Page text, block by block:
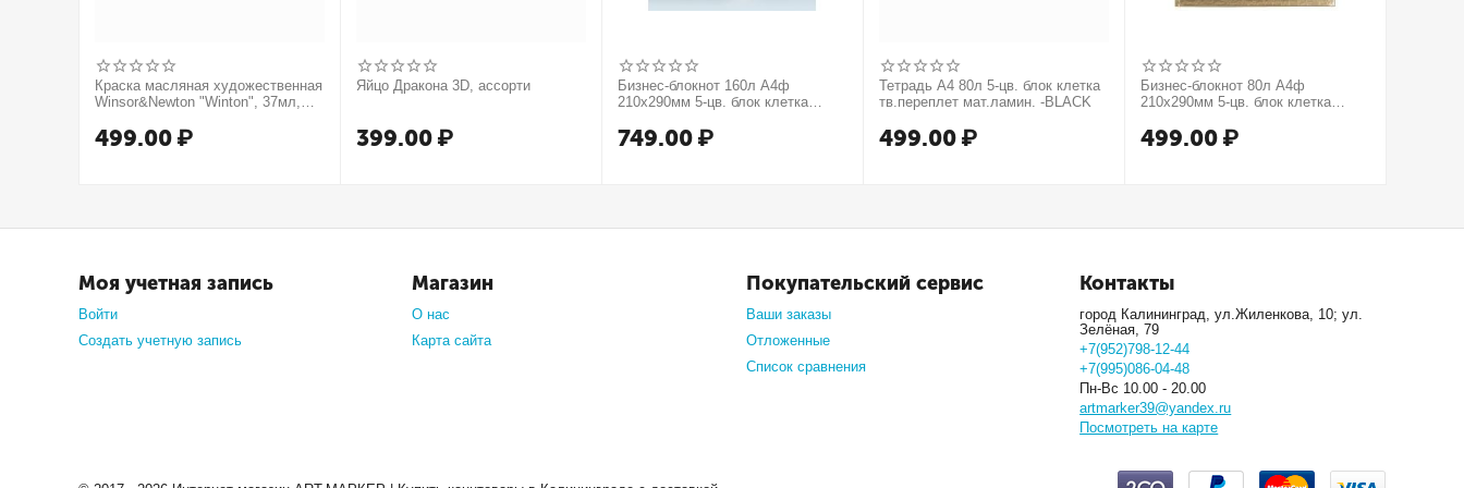
Краска масляная художественная
Winsor&Newton "Winton", 37мл,
499.00 ₽
Яйцо Дракона 3D, ассорти
399.00 ₽
Бизнес-блокнот 160л А4ф
210х290мм 5-цв. блок клетка
мат.ламин. -В моменте
749.00 ₽
Тетрадь А4 80л 5-цв. блок клетка
тв.переплет мат.ламин. -BLACK
499.00 ₽
Бизнес-блокнот 80л А4ф
210х290мм 5-цв. блок клетка
МЕТАЛЛИК серия Золото
499.00 ₽
Моя учетная запись
Войти
Создать учетную запись
Магазин
О нас
Карта сайта
Покупательский сервис
Ваши заказы
Отложенные
Список сравнения
Контакты
город Калининград, ул.Жиленкова, 10; ул.
Зелёная, 79
+7(952)798-12-44
+7(995)086-04-48
Пн-Вс 10.00 - 20.00
artmarker39@yandex.ru
Посмотреть на карте